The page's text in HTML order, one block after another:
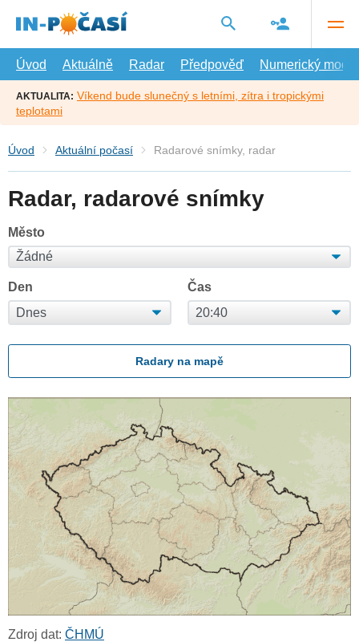
hlavní
Úvod
Aktuálně Radar Předpověď Numerický model
AKTUALITA: Víkend bude slunečný s letními, zítra i tropickými
teplotami
Úvod Aktuální počasí Radarové snímky, radar
Radar, radarové snímky
Město
Den Čas
Radary na mapě
Zdroj dat: ČHMÚ